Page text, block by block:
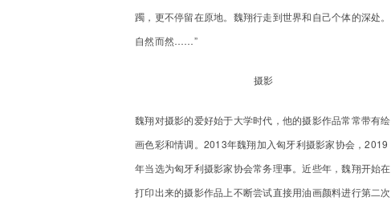
躅，更不停留在原地。魏翔行走到世界和自己个体的深处。
自然而然……”
摄影
魏翔对摄影的爱好始于大学时代，他的摄影作品常常带有绘
画色彩和情调。2013年魏翔加入匈牙利摄影家协会，2019
年当选为匈牙利摄影家协会常务理事。近些年，魏翔开始在
打印出来的摄影作品上不断尝试直接用油画颜料进行第二次